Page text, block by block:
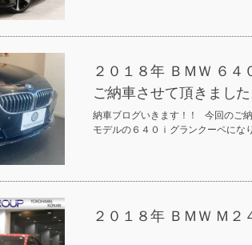
２０１８年 ＢＭＷ ６
ご納車させて頂きました
納車ブログいきます！！ 今回のご
モデルの６４０ｉグランクーペにな
２０１８年 ＢＭＷ Ｍ